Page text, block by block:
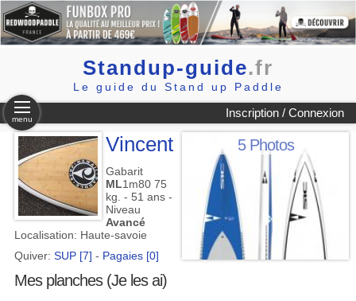
Standup-guide.fr
Le guide du Stand up Paddle
Inscription / Connexion
menu
5 Photos
Vincent
Gabarit
ML1m80 75
kg. - 51 ans -
Niveau
Avancé
Localisation: Haute-savoie
Quiver: SUP [7] - Pagaies [0]
Mes planches (Je les ai)